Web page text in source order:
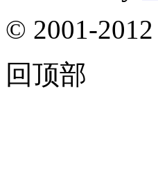
© 2001-2012
回顶部